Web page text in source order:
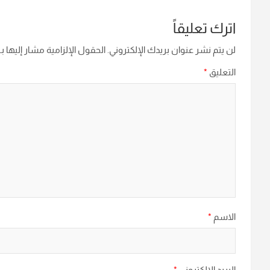
اترك تعليقاً
لن يتم نشر عنوان بريدك الإلكتروني. الحقول الإلزامية مشار إليها
التعليق *
الاسم *